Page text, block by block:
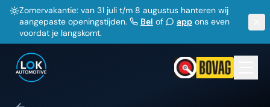
Zomervakantie: van 31 juli t/m 8 augustus hanteren wij
aangepaste openingstijden.
Bel of app ons even
voordat je langskomt.